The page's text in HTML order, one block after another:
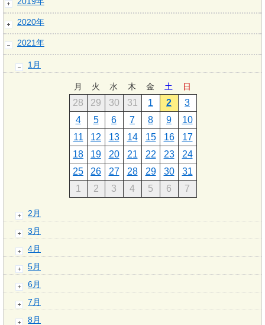
2020年
2021年
1月
月 火 水 木 金 土 日
28 29 30 31 1 2
3
4
5 6 7 8 9
10
11
12 13 14 15 16
17
18
19 20 21 22 23
24
25
26 27 28 29 30
31
1
2 3 4 5 6 7
2月
3月
4月
5月
6月
7月
8月